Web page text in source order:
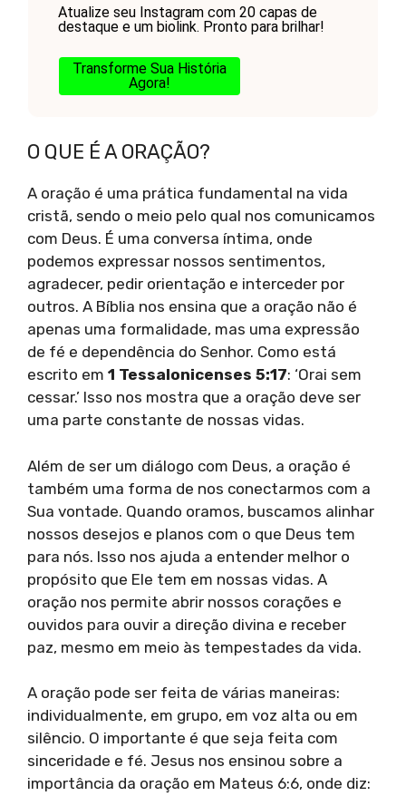
Atualize seu Instagram com 20 capas de
destaque e um biolink. Pronto para brilhar!
Transforme Sua História
Agora!
O QUE É A ORAÇÃO?
A oração é uma prática fundamental na vida
cristã, sendo o meio pelo qual nos comunicamos
com Deus. É uma conversa íntima, onde
podemos expressar nossos sentimentos,
agradecer, pedir orientação e interceder por
outros. A Bíblia nos ensina que a oração não é
apenas uma formalidade, mas uma expressão
de fé e dependência do Senhor. Como está
escrito em 1 Tessalonicenses 5:17: ‘Orai sem
cessar.’ Isso nos mostra que a oração deve ser
uma parte constante de nossas vidas.
Além de ser um diálogo com Deus, a oração é
também uma forma de nos conectarmos com a
Sua vontade. Quando oramos, buscamos alinhar
nossos desejos e planos com o que Deus tem
para nós. Isso nos ajuda a entender melhor o
propósito que Ele tem em nossas vidas. A
oração nos permite abrir nossos corações e
ouvidos para ouvir a direção divina e receber
paz, mesmo em meio às tempestades da vida.
A oração pode ser feita de várias maneiras:
individualmente, em grupo, em voz alta ou em
silêncio. O importante é que seja feita com
sinceridade e fé. Jesus nos ensinou sobre a
importância da oração em Mateus 6:6, onde diz: